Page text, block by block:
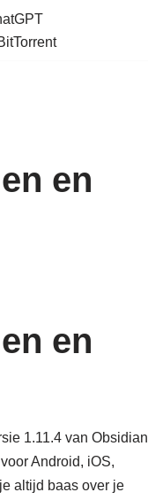
en
en
1.11.4 van Obsidian
Android, iOS,
altijd baas over je